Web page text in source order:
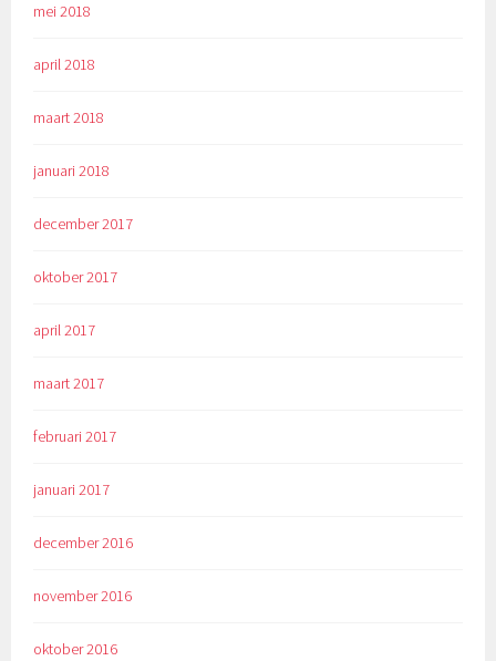
mei 2018
april 2018
maart 2018
januari 2018
december 2017
oktober 2017
april 2017
maart 2017
februari 2017
januari 2017
december 2016
november 2016
oktober 2016